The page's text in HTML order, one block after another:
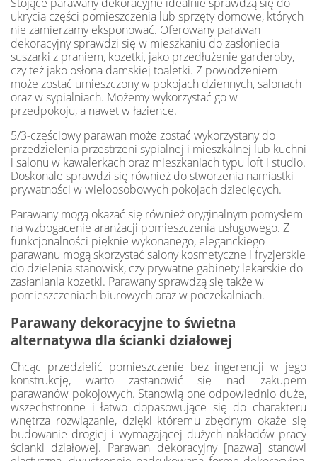
ukrycia części pomieszczenia lub sprzęty domowe, których
nie zamierzamy eksponować. Oferowany parawan
dekoracyjny sprawdzi się w mieszkaniu do zasłonięcia
suszarki z praniem, kozetki, jako przedłużenie garderoby,
czy też jako osłona damskiej toaletki. Z powodzeniem
może zostać umieszczony w pokojach dziennych, salonach
oraz w sypialniach. Możemy wykorzystać go w
przedpokoju, a nawet w łazience.
5/3-częściowy parawan może zostać wykorzystany do
przedzielenia przestrzeni sypialnej i mieszkalnej lub kuchni
i salonu w kawalerkach oraz mieszkaniach typu loft i studio.
Doskonale sprawdzi się również do stworzenia namiastki
prywatności w wieloosobowych pokojach dziecięcych.
Parawany mogą okazać się również oryginalnym pomysłem
na wzbogacenie aranżacji pomieszczenia usługowego. Z
funkcjonalności pięknie wykonanego, eleganckiego
parawanu mogą skorzystać salony kosmetyczne i fryzjerskie
do dzielenia stanowisk, czy prywatne gabinety lekarskie do
zasłaniania kozetki. Parawany sprawdzą się także w
pomieszczeniach biurowych oraz w poczekalniach.
Parawany dekoracyjne to świetna
alternatywa dla ścianki działowej
Chcąc przedzielić pomieszczenie bez ingerencji w jego
konstrukcję, warto zastanowić się nad zakupem
parawanów pokojowych. Stanowią one odpowiednio duże,
wszechstronne i łatwo dopasowujące się do charakteru
wnętrza rozwiązanie, dzięki któremu zbędnym okaże się
budowanie drogiej i wymagającej dużych nakładów pracy
ścianki działowej. Parawan dekoracyjny [nazwa] stanowi